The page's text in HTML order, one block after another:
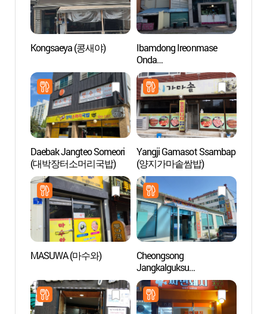
Kongsaeya (콩새야)
Ibamdong Ireonmase
Onda
(입암동이런맛에온다)
Daebak Jangteo Someori
(대박장터소머리국밥)
Yangji Gamasot Ssambap
(양지가마솥쌈밥)
MASUWA (마수와)
Cheongsong
Jangkalguksu
(청송장칼국수)